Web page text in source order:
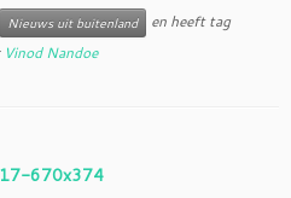
Nieuws uit buitenland en heeft tag
Vinod Nandoe